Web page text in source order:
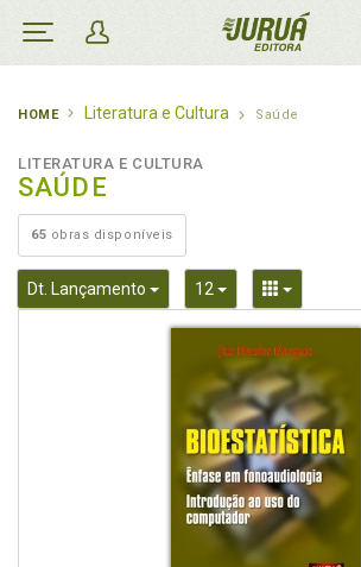
HOME Literatura e Cultura Saúde
LITERATURA E CULTURA
SAÚDE
65 obras disponíveis
Dt. Lançamento Toggle Dropdown
12 Toggle Dropdown
Toggle